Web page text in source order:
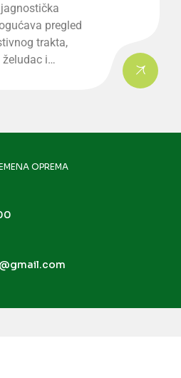
pregled
trakta,
želudac i…
OPREMA